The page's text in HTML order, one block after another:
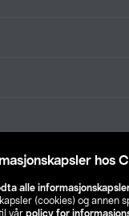
hos
alle
(cookies) og annen
vår policy for
Finn din butikk